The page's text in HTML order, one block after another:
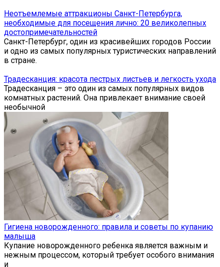
Неотъемлемые аттракционы Санкт-Петербурга,
необходимые для посещения лично: 20 великолепных
достопримечательностей
Санкт-Петербург, один из красивейших городов России
и одно из самых популярных туристических направлений
в стране.
Традесканция: красота пестрых листьев и легкость ухода
Традесканция – это один из самых популярных видов
комнатных растений. Она привлекает внимание своей
необычной
Гигиена новорожденного: правила и советы по купанию
малыша
Купание новорожденного ребенка является важным и
нежным процессом, который требует особого внимания
и